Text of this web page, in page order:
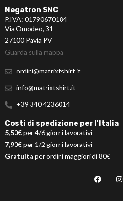
Negatron SNC
P.IVA: 01790670184
Via Omodeo, 31
27100 Pavia PV
Guarda sulla mappa
ordini@matrixtshirt.it
info@matrixtshirt.it
+39 340 4236014
Costi di spedizione per l'Italia
5,50€per 4/6 giorni lavorativi
7,90€per 1/2 giorni lavorativi
Gratuita per ordini maggiori di 80€